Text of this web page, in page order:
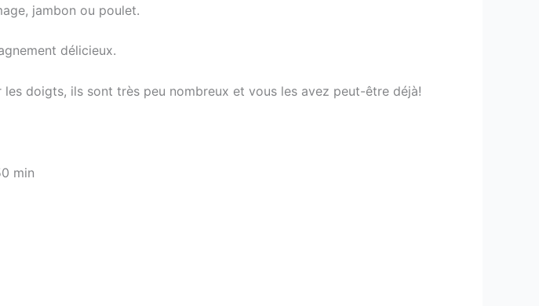
jambon ou poulet.
délicieux.
doigts, ils sont très peu nombreux et vous les avez peut-être déjà!
min